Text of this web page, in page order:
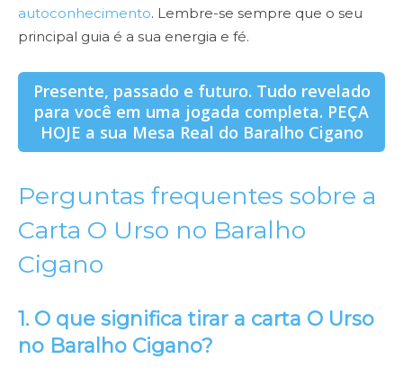
autoconhecimento. Lembre-se sempre que o seu
principal guia é a sua energia e fé.
Presente, passado e futuro. Tudo revelado
para você em uma jogada completa. PEÇA
HOJE a sua Mesa Real do Baralho Cigano
Perguntas frequentes sobre a
Carta O Urso no Baralho
Cigano
1. O que significa tirar a carta O Urso
no Baralho Cigano?